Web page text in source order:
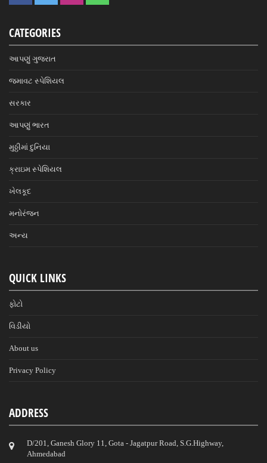
CATEGORIES
આપણું ગુજરાત
જમાવટ સ્પેશિયલ
સરકાર
આપણું ભારત
મુઠ્ઠીમાં દુનિયા
ક્રાઇમ સ્પેશિયલ
ખેલકૂદ
મનોરંજન
અન્ય
QUICK LINKS
ફોટો
વિડીયો
About us
Privacy Policy
ADDRESS
D/201, Ganesh Glory 11, Gota - Jagatpur Road, S.G.Highway,
Ahmedabad